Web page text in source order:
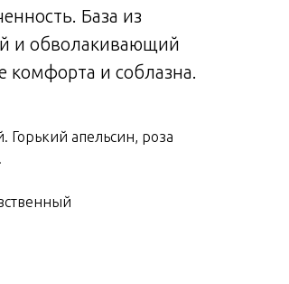
База из
и обволакивающий
и соблазна.
Горький апельсин, роза